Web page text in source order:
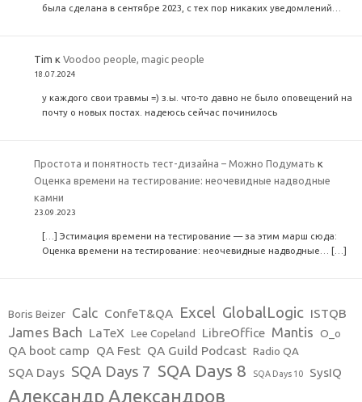
была сделана в сентябре 2023, с тех пор никаких уведомлений…
Tim кVoodoo people, magic people
18.07.2024
у каждого свои травмы =) з.ы. что-то давно не было оповещений на
почту о новых постах. надеюсь сейчас починилось
Простота и понятность тест-дизайна – Можно Подумать к
Оценка времени на тестирование: неочевидные надводные
камни
23.09.2023
[…] Эстимация времени на тестирование — за этим марш сюда:
Оценка времени на тестирование: неочевидные надводные… […]
Boris Beizer Calc ConfeT&QA Excel GlobalLogic ISTQB
James Bach LaTeX Lee Copeland LibreOffice Mantis O_o
QA boot camp QA Fest QA Guild Podcast Radio QA
SQA Days SQA Days 7 SQA Days 8 SQA Days 10 SysIQ
Александр Александров